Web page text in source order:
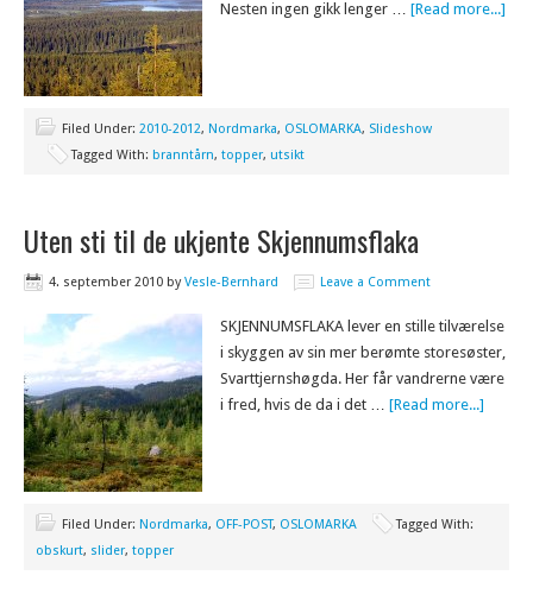
Nesten ingen gikk lenger … [Read more...]
Filed Under: 2010-2012, Nordmarka, OSLOMARKA, Slideshow
Tagged With: branntårn, topper, utsikt
Uten sti til de ukjente Skjennumsflaka
4. september 2010 byVesle-Bernhard Leave a Comment
SKJENNUMSFLAKA lever en stille tilværelse
i skyggen av sin mer berømte storesøster,
Svarttjernshøgda. Her får vandrerne være
i fred, hvis de da i det … [Read more...]
Filed Under: Nordmarka, OFF-POST, OSLOMARKA
Tagged With:
obskurt, slider, topper